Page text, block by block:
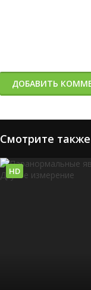
ДОБАВИТЬ
Смотрите также
HD